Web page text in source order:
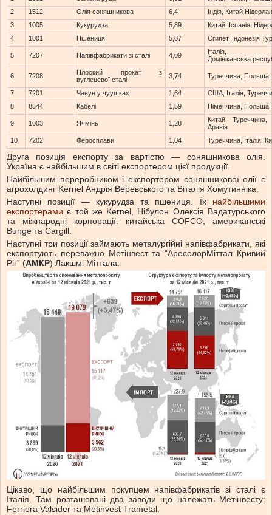
2
1512 Олія соняшникова 6,4
Індія, Китай
3
1005 Кукурудза 5,89
Китай, Іспанія,
4
1001 Пшениця 5,07 Єгипет, Індонезія
5 7207 Напівфабрикати зі сталі 4,09
Італія,
Домініканська
6 7208
Плоский прокат з
вуглецевої сталі
3,74 Туреччина,
7 7201 Чавун у чуушках 1,64
США, Італія,
8
8544 Кабелі 1,59 Німеччина, Польща,
9 1003 Ячмінь 1,28
Китай, Туреччина,
Аравія
10
7202 Феросплави 1,04 Туреччина, Італія,
Друга позиція експорту за вартістю — соняшникова олія.
Україна є найбільшим в світі експортером цієї продукції.
Найбільшим переробником і експортером соняшникової олії є
агрохолдинг Kernel Андрія Веревського та Віталія Хомутинніка.
Наступні позиції — кукурудза та пшениця. Їх найбільшими
експортерами є той же Kernel, Нібулон Олексія Вадатурського
та міжнародні корпорації: китайська COFCO, американські
Bunge та Cargill.
Наступні три позиції займають металургійні напівфабрикати, які
експортують переважно Метінвест та “АреселорМіттал Кривий
Ріг” (АМКР) Лакшмі Міттала.
Цікаво, що найбільшим покупцем напівфабрикатів зі сталі є
Італія. Там розташовані два заводи що належать Метінвесту:
Ferriera Valsider та Metinvest Trametal.